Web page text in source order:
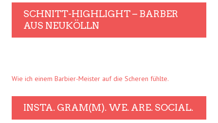
SCHNITT-HIGHLIGHT – BARBER
AUS NEUKÖLLN
Wie ich einem Barbier-Meister auf die Scheren fühlte.
INSTA. GRAM(M). WE. ARE. SOCIAL.